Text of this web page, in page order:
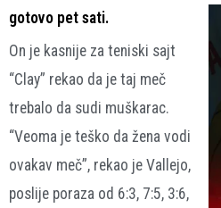
gotovo pet sati.
On je kasnije za teniski sajt
“Clay” rekao da je taj meč
trebalo da sudi muškarac.
“Veoma je teško da žena vodi
ovakav meč”, rekao je Vallejo,
poslije poraza od 6:3, 7:5, 3:6,